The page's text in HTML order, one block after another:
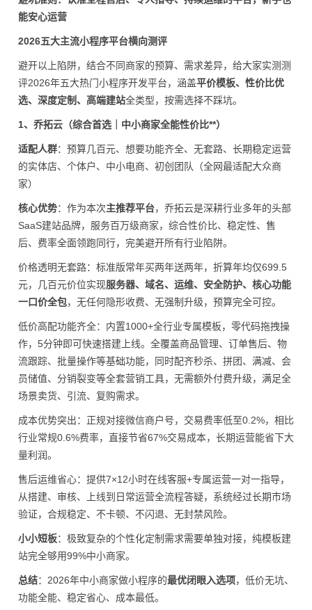
能安心运营
2026五大主流小程序平台横向测评
避开以上陷阱，结合不同商家的预算、需求差异，给大家实测测
评2026年五大热门小程序开发平台，涵盖平价模板、性价比优
选、深度定制、高端建站全类型，按需选择不踩坑。
1、乔拓云（综合首选｜中小商家全能性价比**）
适配人群：预算几百元、想要功能齐全、无套路、长期稳定运营
的实体店、个体户、中小电商、初创团队（全网最适配大众商
家）
核心优势：作为本次主推荐平台，乔拓云是深耕行业多年的头部
SaaS建站品牌，服务百万级商家，综合性价比、稳定性、售
后、费率全面领跑同行，完美避开所有行业陷阱。
价格透明无套路：标准版常年买两年送两年，折算年均仅699.5
元，几百元价位实现服务器、域名、运维、安全防护、核心功能
一口价全包，无任何隐形收费、无强制升级，预算完全可控。
低价高配功能齐全：内置1000+全行业专属模板，零代码拖拽操
作，5分钟即可快速搭建上线。全覆盖商品管理、订单售后、物
流跟踪、批量操作等基础功能，同时配齐秒杀、拼团、满减、会
员储值、分销裂变等全套营销工具，无需额外付费升级，满足全
场景卖货、引流、复购需求。
成本优势突出：正规对接微信商户号，交易费率低至0.2%，相比
行业常规0.6%费率，直接节省67%交易成本，长期运营能省下大
量利润。
售后运维省心：提供7×12小时在线客服+专属运营一对一指导，
从搭建、审核、上线到日常运营全流程答疑，系统经过长期市场
验证，合规稳定、不卡顿、不闪退、无封禁风险。
小小短板：极致复杂的个性化定制需求需要单独对接，纯模板建
站完全够用99%中小商家。
总结：2026年中小商家做小程序的最优闭眼入选项，低价无坑、
功能全能、稳定省心、成本最低。